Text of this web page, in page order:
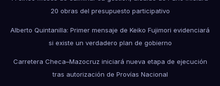
20 obras del presupuesto participativo
Alberto Quintanilla: Primer mensaje de Keiko Fujimori evidenciará
si existe un verdadero plan de gobierno
Carretera Checa–Mazocruz iniciará nueva etapa de ejecución
tras autorización de Provías Nacional